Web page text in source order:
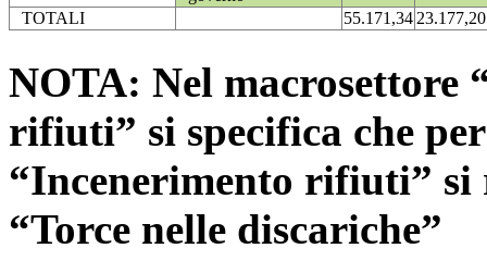
TOTALI
55.171,3423.177,20
NOTA: Nel macrosettore
rifiuti” si specifica che
“Incenerimento rifiuti”
“Torce nelle discariche”